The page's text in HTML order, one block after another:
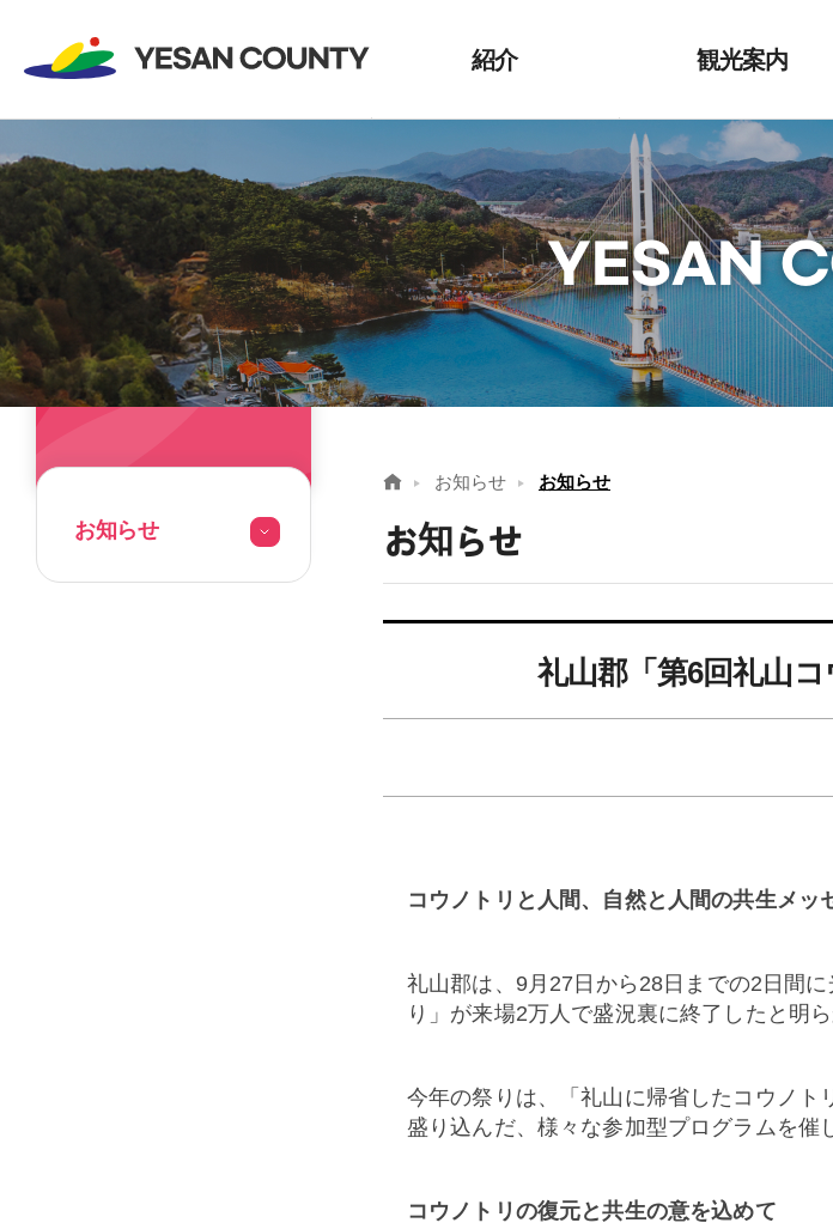
紹介
ごあいさつ
歴史
シンボル
位置および自然
環境
姉妹都市
観光案内
礼山10景
祭り/イベント
歴史/寺院
観光案内所情報
交通情報
公共施設
YESAN
お知らせ
お知らせ
お知らせ お知らせ
お知らせ
礼山郡「第6回礼山
コウノトリと人間、自然と人間の共生メッ
礼山郡は、 9月 27 日から 28 日までの2 日間
り」が来場2万人で盛況裏に終了したと明ら
今年の祭りは、「礼山に帰省したコウノト
盛り込んだ、様々な参加型プログラムを催
コウノトリの復元と共生の意を込めて